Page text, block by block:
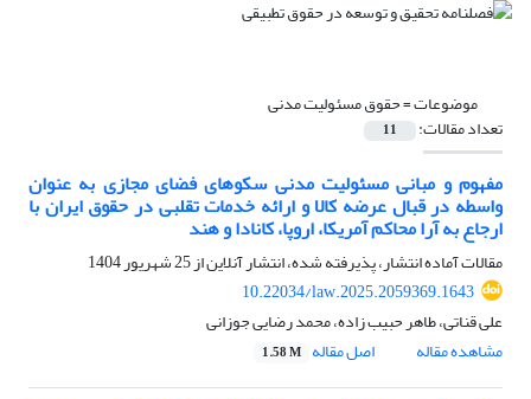
موضوعات =حقوق مسئولیت مدنی
تعداد مقالات: 11
مفهوم و مبانی مسئولیت مدنی سکوهای فضای مجازی به‌ عنوان
واسطه در قبال عرضه کالا و ارائه خدمات تقلبی در حقوق ایران با
ارجاع به آرا محاکم آمریکا، اروپا، کانادا و هند
مقالات آماده انتشار، پذیرفته شده، انتشار آنلاین از25 شهریور 1404
10.22034/law.2025.2059369.1643
علی قناتی، طاهر حبیب زاده، محمد رضایی جوزانی
مشاهده مقاله
اصل مقاله 1.58 M